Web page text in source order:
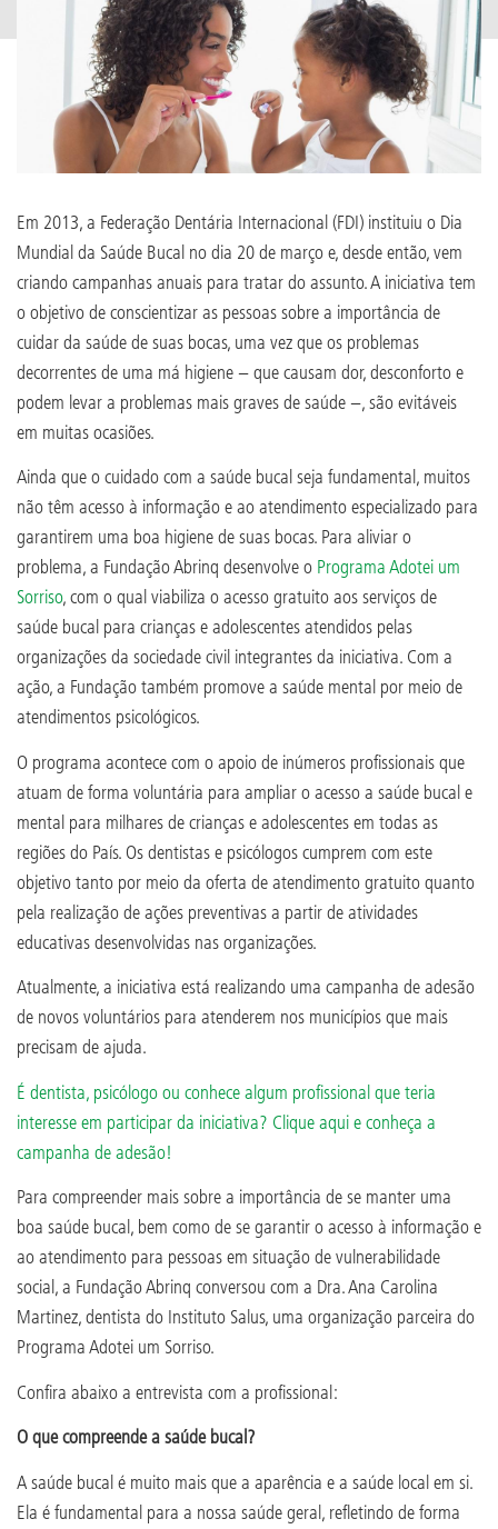
Em 2013, a Federação Dentária Internacional (FDI) instituiu o Dia
Mundial da Saúde Bucal no dia 20 de março e, desde então, vem
criando campanhas anuais para tratar do assunto. A iniciativa tem
o objetivo de conscientizar as pessoas sobre a importância de
cuidar da saúde de suas bocas, uma vez que os problemas
decorrentes de uma má higiene − que causam dor, desconforto e
podem levar a problemas mais graves de saúde −, são evitáveis
em muitas ocasiões.
Ainda que o cuidado com a saúde bucal seja fundamental, muitos
não têm acesso à informação e ao atendimento especializado para
garantirem uma boa higiene de suas bocas. Para aliviar o
problema, a Fundação Abrinq desenvolve o Programa Adotei um
Sorriso, com o qual viabiliza o acesso gratuito aos serviços de
saúde bucal para crianças e adolescentes atendidos pelas
organizações da sociedade civil integrantes da iniciativa. Com a
ação, a Fundação também promove a saúde mental por meio de
atendimentos psicológicos.
O programa acontece com o apoio de inúmeros profissionais que
atuam de forma voluntária para ampliar o acesso a saúde bucal e
mental para milhares de crianças e adolescentes em todas as
regiões do País. Os dentistas e psicólogos cumprem com este
objetivo tanto por meio da oferta de atendimento gratuito quanto
pela realização de ações preventivas a partir de atividades
educativas desenvolvidas nas organizações.
Atualmente, a iniciativa está realizando uma campanha de adesão
de novos voluntários para atenderem nos municípios que mais
precisam de ajuda.
É dentista, psicólogo ou conhece algum profissional que teria
interesse em participar da iniciativa? Clique aqui e conheça a
campanha de adesão!
Para compreender mais sobre a importância de se manter uma
boa saúde bucal, bem como de se garantir o acesso à informação e
ao atendimento para pessoas em situação de vulnerabilidade
social, a Fundação Abrinq conversou com a Dra. Ana Carolina
Martinez, dentista do Instituto Salus, uma organização parceira do
Programa Adotei um Sorriso.
Confira abaixo a entrevista com a profissional:
O que compreende a saúde bucal?
A saúde bucal é muito mais que a aparência e a saúde local em si.
Ela é fundamental para a nossa saúde geral, refletindo de forma